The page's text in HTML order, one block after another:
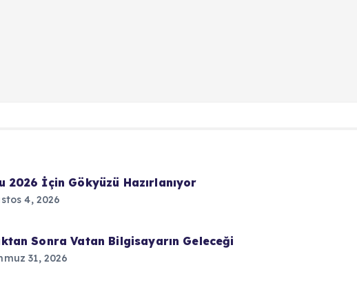
2026 İçin Gökyüzü Hazırlanıyor
4, 2026
Sonra Vatan Bilgisayarın Geleceği
31, 2026